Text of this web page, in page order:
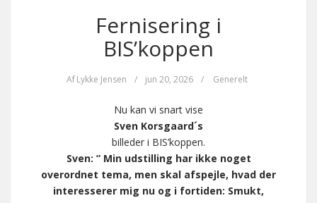
Fernisering i
BIS’koppen
Af Lykke Jensen / jun 20, 2026 / Generelt
Nu kan vi snart vise
Sven Korsgaard´s
billeder i BIS’koppen.
Sven: ” Min udstilling har ikke noget
overordnet tema, men skal afspejle, hvad der
interesserer mig nu og i fortiden: Smukt,